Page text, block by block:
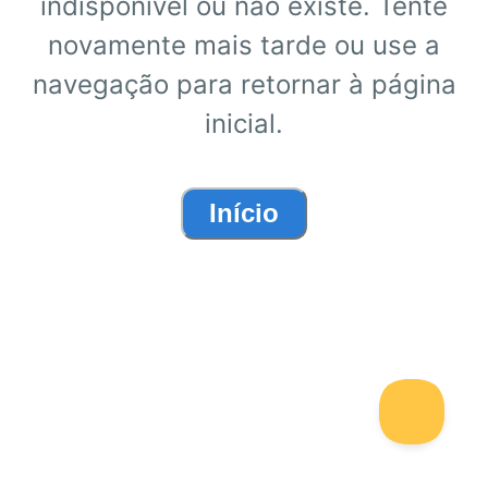
novamente mais tarde ou use a
navegação para retornar à página
inicial.
Início